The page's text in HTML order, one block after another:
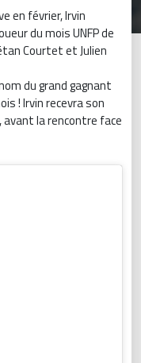
en février, Irvin
du mois UNFP de
Courtet et Julien
du grand gagnant
! Irvin recevra son
la rencontre face